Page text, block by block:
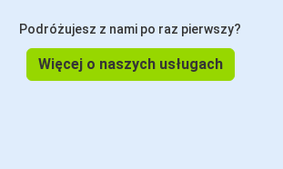
Podróżujesz z nami po raz pierwszy?
Więcej o naszych usługach